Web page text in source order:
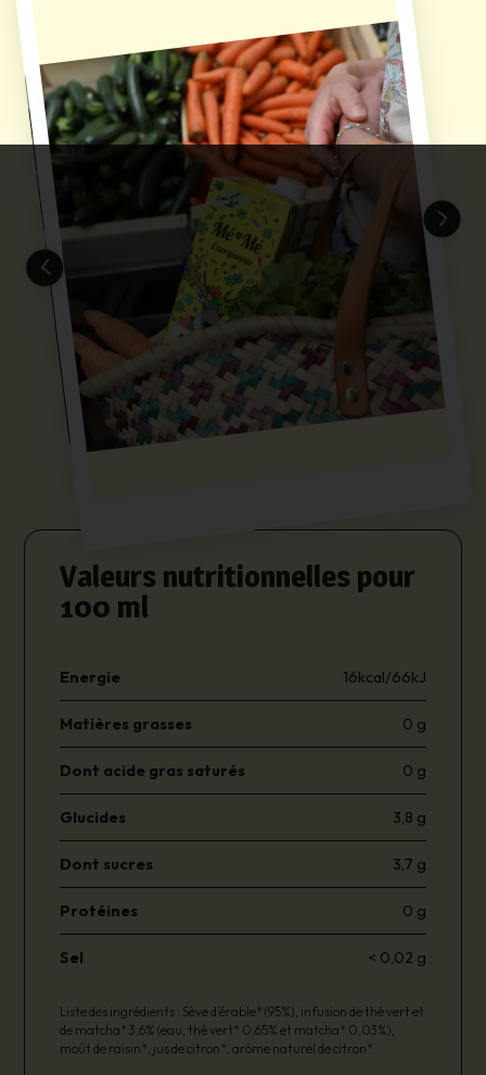
Valeurs nutritionnelles pour
100 ml
Energie 16kcal/66kJ
Matières grasses 0 g
Dont acide gras saturés 0 g
Glucides 3,8 g
Dont sucres 3,7 g
Protéines 0 g
Sel < 0,02 g
Liste des ingrédients : Sève d’érable* (95%), infusion de thé vert et
de matcha* 3,6% (eau, thé vert* 0,65% et matcha* 0,03%),
moût de raisin*, jus de citron*, arôme naturel de citron*.